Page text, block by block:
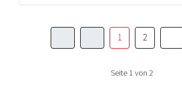
1 2
Seite 1 von 2